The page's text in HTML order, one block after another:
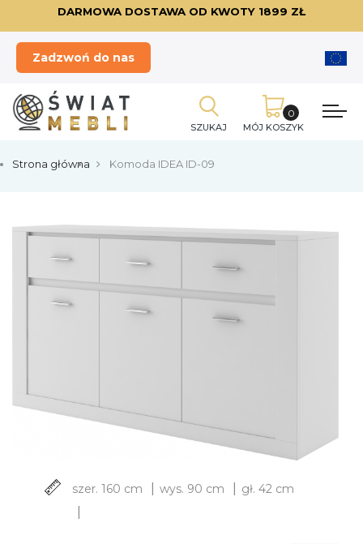
DARMOWA DOSTAWA OD KWOTY 1899 ZŁ
Zadzwoń do nas
SZUKAJ MÓJ KOSZYK
Strona główna Komoda IDEA ID-09
szer. 160 cm | wys. 90 cm | gł. 42 cm
|